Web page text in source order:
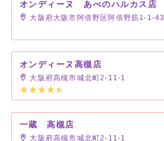
オンディーヌ あべのハルカス店
大阪府大阪市阿倍野区阿倍野筋1-1-43
オンディーヌ高槻店
大阪府高槻市城北町2-11-1
一蔵 高槻店
大阪府高槻市城北町2-11-1